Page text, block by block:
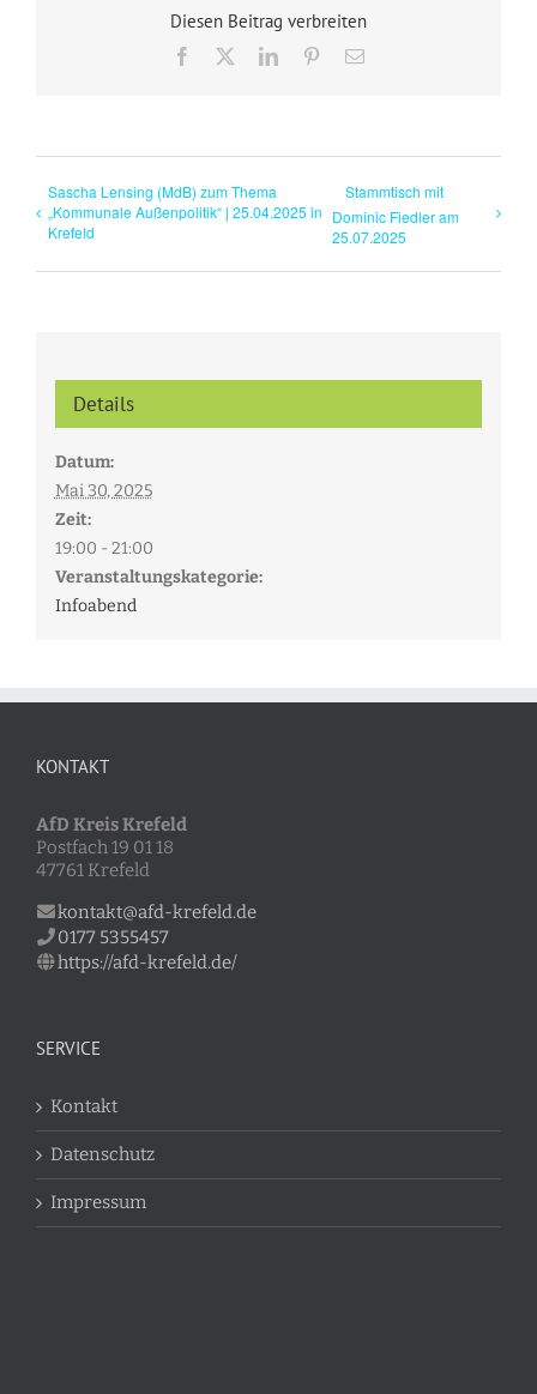
Diesen Beitrag verbreiten
Facebook LinkedInPinterest
E-
Sascha Lensing (MdB) zum Thema
„Kommunale Außenpolitik“ | 25.04.2025 in
Krefeld
Stammtisch mit
Dominic Fiedler am
25.07.2025
Details
Datum:
Mai 30, 2025
Zeit:
19:00 - 21:00
Veranstaltungskategorie:
Infoabend
KONTAKT
AfD Kreis Krefeld
Postfach 19 01 18
47761 Krefeld
kontakt@afd-krefeld.de
0177 5355457
https://afd-krefeld.de/
SERVICE
Kontakt
Datenschutz
Impressum